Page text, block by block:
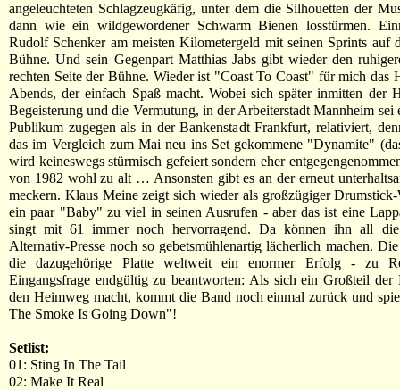
angeleuchteten Schlagzeugkäfig, unter dem die Silhouetten der
dann wie ein wildgewordener Schwarm Bienen losstürmen.
Rudolf Schenker am meisten Kilometergeld mit seinen Sprints auf
Bühne. Und sein Gegenpart Matthias Jabs gibt wieder den
rechten Seite der Bühne. Wieder ist "Coast To Coast" für mich das
Abends, der einfach Spaß macht. Wobei sich später inmitten der
Begeisterung und die Vermutung, in der Arbeiterstadt Mannheim sei
Publikum zugegen als in der Bankenstadt Frankfurt, relativiert,
das im Vergleich zum Mai neu ins Set gekommene "Dynamite"
wird keineswegs stürmisch gefeiert sondern eher
von 1982 wohl zu alt … Ansonsten gibt es an der erneut
meckern. Klaus Meine zeigt sich wieder als großzügiger
ein paar "Baby" zu viel in seinen Ausrufen - aber das ist eine
singt mit 61 immer noch hervorragend. Da können ihn all die
Alternativ-Presse noch so gebetsmühlenartig lächerlich machen.
die dazugehörige Platte weltweit ein enormer Erfolg - zu
Eingangsfrage endgültig zu beantworten: Als sich ein Großteil der
den Heimweg macht, kommt die Band noch einmal zurück und
The Smoke Is Going Down"!
Setlist:
01: Sting In The Tail
02: Make It Real